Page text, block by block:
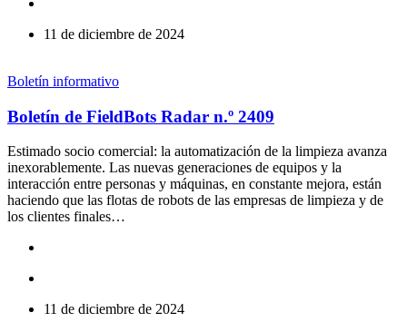
11 de diciembre de 2024
Boletín informativo
Boletín de FieldBots Radar n.º 2409
Estimado socio comercial: la automatización de la limpieza avanza
inexorablemente. Las nuevas generaciones de equipos y la
interacción entre personas y máquinas, en constante mejora, están
haciendo que las flotas de robots de las empresas de limpieza y de
los clientes finales…
11 de diciembre de 2024